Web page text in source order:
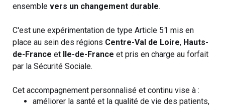
ensemble vers un changement durable.
C'est une expérimentation de type Article 51 mis en
place au sein des régions Centre-Val de Loire, Hauts-
de-France et Ile-de-France et pris en charge au forfait
par la Sécurité Sociale.
Cet accompagnement personnalisé et continu vise à :
améliorer la santé et la qualité de vie des patients,